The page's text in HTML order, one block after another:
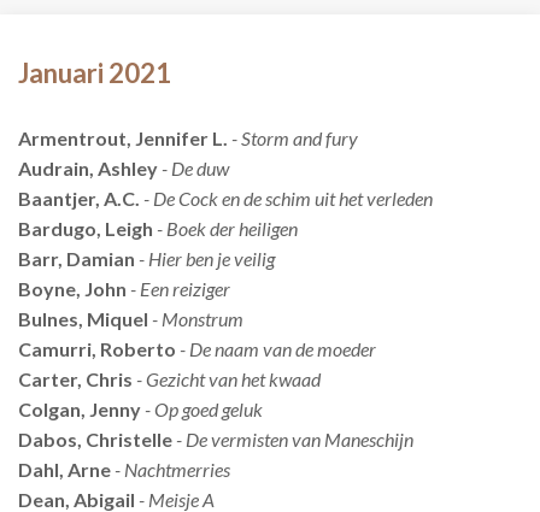
Januari 2021
Armentrout, Jennifer L. - Storm and fury
Audrain, Ashley - De duw
Baantjer, A.C. - De Cock en de schim uit het verleden
Bardugo, Leigh - Boek der heiligen
Barr, Damian - Hier ben je veilig
Boyne, John - Een reiziger
Bulnes, Miquel - Monstrum
Camurri, Roberto - De naam van de moeder
Carter, Chris - Gezicht van het kwaad
Colgan, Jenny - Op goed geluk
Dabos, Christelle - De vermisten van Maneschijn
Dahl, Arne - Nachtmerries
Dean, Abigail - Meisje A